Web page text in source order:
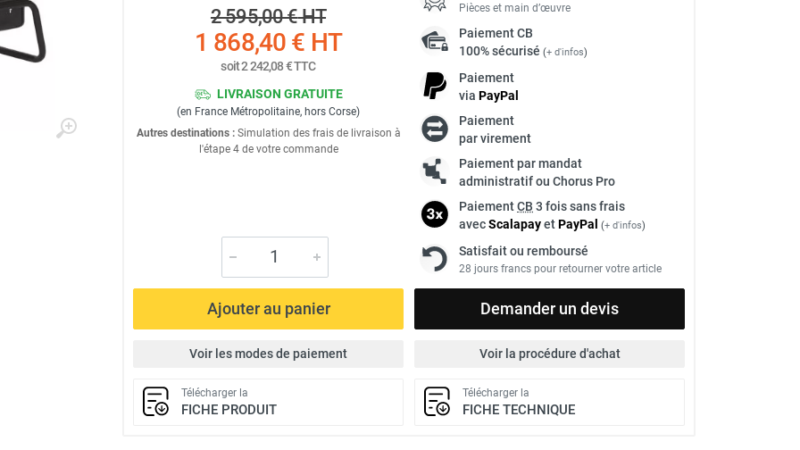
2 595,00 €HT
1 868,40 € HT
soit2 242,08 €TTC
LIVRAISON GRATUITE
(en France Métropolitaine, hors Corse)
Autres destinations :Simulation des frais de livraison à
l'étape 4 de votre commande
Pièces et main d’œuvre
PaiementCB
100% sécurisé (+ d'infos)
Paiement
via PayPal
Paiement
par virement
Paiement par mandat
administratif ou Chorus Pro
PaiementCB 3 fois sans frais
avecScalapayetPayPal (+ d'infos)
Satisfait ou remboursé
28 jours francs pour retourner votre article
Ajouter au panier Demander un devis
Voir les modes de paiement Voir la procédure d'achat
Télécharger la
FICHE PRODUIT
Télécharger la
FICHE TECHNIQUE